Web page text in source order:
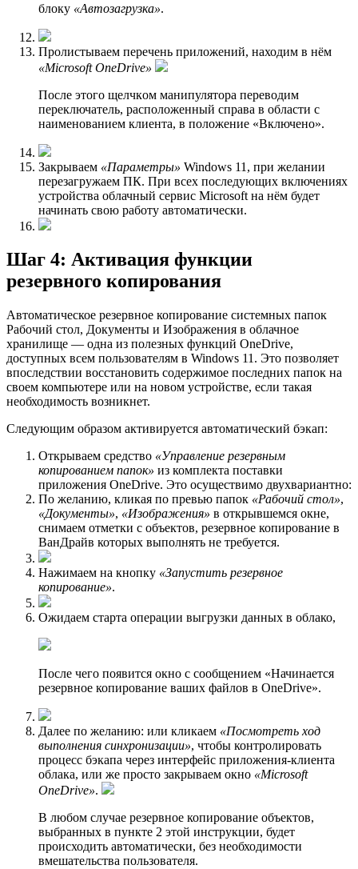
блоку «Автозагрузка».
Пролистываем перечень приложений, находим в нём
«Microsoft OneDrive»
После этого щелчкoм манипулятора переводим
переключатель, расположенный справа в области с
наименованием клиента, в положение «Включено».
Закрываем «Параметры» Windows 11, при желании
перезагружаем ПК. При всех последующих включениях
устройства облачный сервис Microsoft на нём будет
начинать свою работу автоматически.
Шаг 4: Активация функции
резервного копирования
Автоматическое резервное копирование системных папок
Рабочий стол, Документы и Изображения в облачное
хранилище — одна из полезных функций OneDrive,
доступных всем пользователям в Windows 11. Это позволяет
впоследствии восстановить содержимое последних папок на
своем компьютере или на новом устройстве, если такая
необходимость возникнет.
Следующим образом активируется автоматический бэкап:
Открываем средство «Управление резервным
копированием папок» из комплекта поставки
приложения OneDrive. Это осуществимо двухвариантно:
По желанию, кликая по превью папок «Рабочий стол»,
«Документы», «Изображения» в открывшемся окне,
снимаем отметки с объектов, резервное копирование в
ВанДрайв которых выполнять не требуется.
Нажимаем на кнопку «Запустить резервное
копирование».
Ожидаем старта операции выгрузки данных в облако,
После чего появится окно с сообщением «Начинается
резервное копирование ваших файлов в OneDrive».
Далее по желанию: или кликаем «Посмотреть ход
выполнения синхронизации», чтобы контролировать
процесс бэкапа через интерфейс приложения-клиента
облака, или же просто закрываем окно «Microsoft
OneDrive».
В любом случае резервное копирование объектов,
выбранных в пункте 2 этой инструкции, будет
происходить автоматически, без необходимости
вмешательства пользователя.